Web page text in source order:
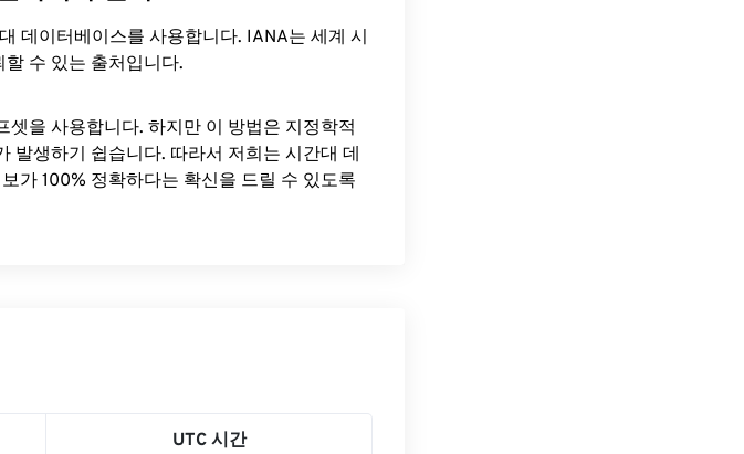
데이터베이스를 사용합니다. IANA는 세계 시
수 있는 출처입니다.
을 사용합니다. 하지만 이 방법은 지정학적
발생하기 쉽습니다. 따라서 저희는 시간대 데
가 100% 정확하다는 확신을 드릴 수 있도록
UTC 시간